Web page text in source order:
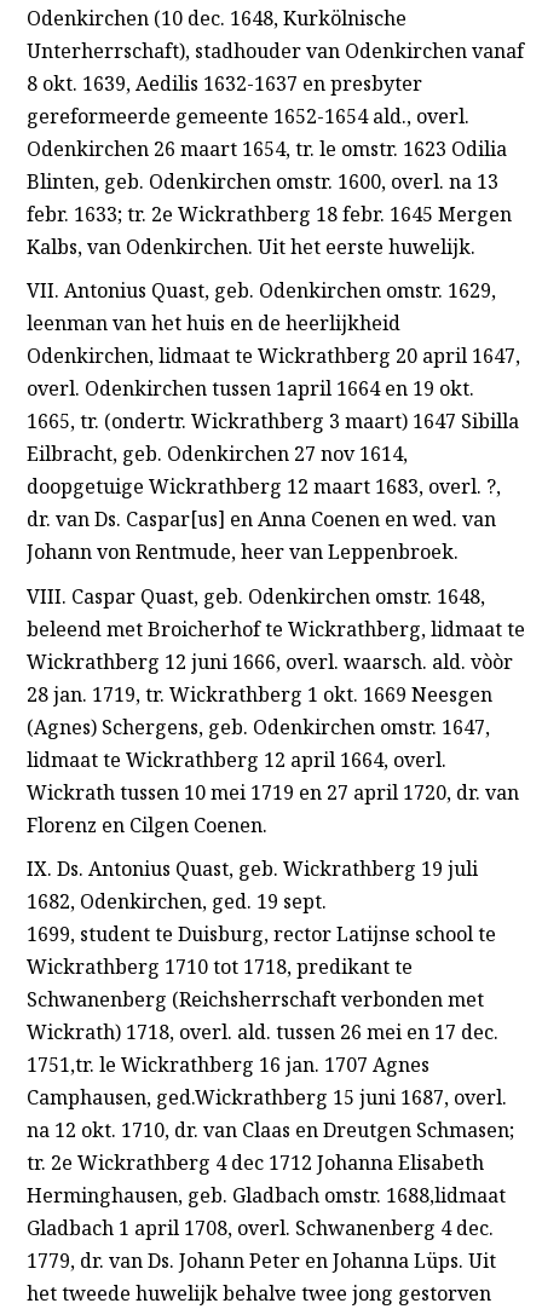
Odenkirchen (10 dec. 1648, Kurkölnische
Unterherrschaft), stadhouder van Odenkirchen vanaf
8 okt. 1639, Aedilis 1632-1637 en presbyter
gereformeerde gemeente 1652-1654 ald., overl.
Odenkirchen 26 maart 1654, tr. le omstr. 1623 Odilia
Blinten, geb. Odenkirchen omstr. 1600, overl. na 13
febr. 1633; tr. 2e Wickrathberg 18 febr. 1645 Mergen
Kalbs, van Odenkirchen. Uit het eerste huwelijk.
VII. Antonius Quast, geb. Odenkirchen omstr. 1629,
leenman van het huis en de heerlijkheid
Odenkirchen, lidmaat te Wickrathberg 20 april 1647,
overl. Odenkirchen tussen 1april 1664 en 19 okt.
1665, tr. (ondertr. Wickrathberg 3 maart) 1647 Sibilla
Eilbracht, geb. Odenkirchen 27 nov 1614,
doopgetuige Wickrathberg 12 maart 1683, overl. ?,
dr. van Ds. Caspar[us] en Anna Coenen en wed. van
Johann von Rentmude, heer van Leppenbroek.
VIII. Caspar Quast, geb. Odenkirchen omstr. 1648,
beleend met Broicherhof te Wickrathberg, lidmaat te
Wickrathberg 12 juni 1666, overl. waarsch. ald. vòòr
28 jan. 1719, tr. Wickrathberg 1 okt. 1669 Neesgen
(Agnes) Schergens, geb. Odenkirchen omstr. 1647,
lidmaat te Wickrathberg 12 april 1664, overl.
Wickrath tussen 10 mei 1719 en 27 april 1720, dr. van
Florenz en Cilgen Coenen.
IX. Ds. Antonius Quast, geb. Wickrathberg 19 juli
1682, Odenkirchen, ged. 19 sept.
1699, student te Duisburg, rector Latijnse school te
Wickrathberg 1710 tot 1718, predikant te
Schwanenberg (Reichsherrschaft verbonden met
Wickrath) 1718, overl. ald. tussen 26 mei en 17 dec.
1751,tr. le Wickrathberg 16 jan. 1707 Agnes
Camphausen, ged.Wickrathberg 15 juni 1687, overl.
na 12 okt. 1710, dr. van Claas en Dreutgen Schmasen;
tr. 2e Wickrathberg 4 dec 1712 Johanna Elisabeth
Herminghausen, geb. Gladbach omstr. 1688,lidmaat
Gladbach 1 april 1708, overl. Schwanenberg 4 dec.
1779, dr. van Ds. Johann Peter en Johanna Lüps. Uit
het tweede huwelijk behalve twee jong gestorven